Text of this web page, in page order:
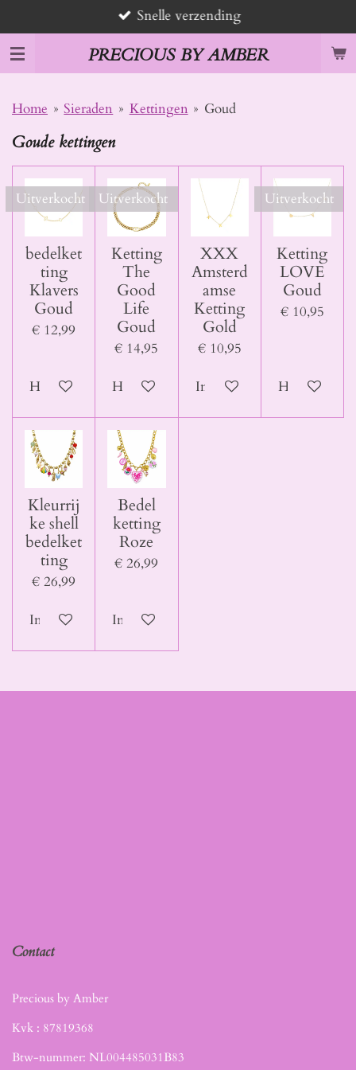
direct
naar
de
PRECIOUS BY AMBER
Snelle verzending
Home » Sieraden » Kettingen » Goud
Goude kettingen
Uitverkocht
bedelket
ting
Klavers
Goud
€ 12,99
Houd mij op de hoogte
Uitverkocht
Ketting
The
Good
Life
Goud
€ 14,95
Houd mij op de hoogte
XXX
Amsterd
amse
Ketting
Gold
€ 10,95
In winkelwagen
Uitverkocht
Ketting
LOVE
Goud
€ 10,95
Houd mij op
Kleurrij
ke shell
bedelket
ting
€ 26,99
In winkelwagen
Bedel
ketting
Roze
€ 26,99
In winkelwagen
Contact
Precious by Amber
Kvk : 87819368
Btw-nummer: NL004485031B83